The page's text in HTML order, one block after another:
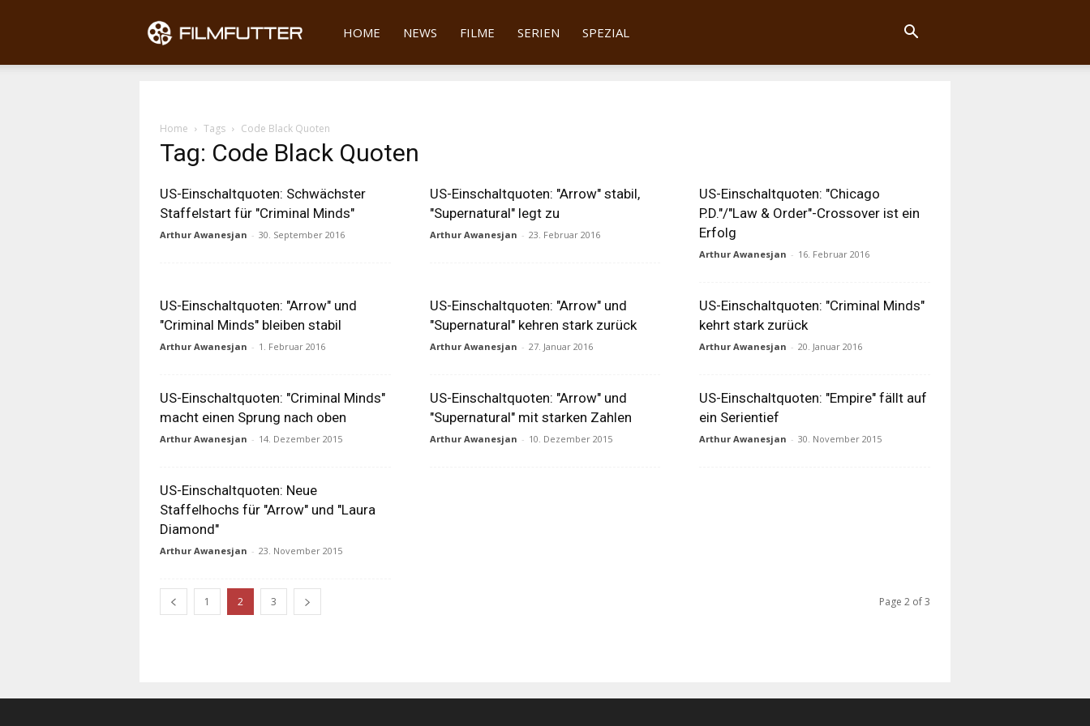
Filmfutter
HOME NEWS FILME SERIEN SPEZIAL
Home Tags Code Black Quoten
Tag: Code Black Quoten
US-Einschaltquoten: Schwächster
Staffelstart für "Criminal Minds"
Arthur Awanesjan - 30. September 2016
US-Einschaltquoten: "Arrow" stabil,
"Supernatural" legt zu
Arthur Awanesjan - 23. Februar 2016
US-Einschaltquoten: "Chicago
P.D."/"Law & Order"-Crossover ist ein
Erfolg
Arthur Awanesjan - 16. Februar 2016
US-Einschaltquoten: "Arrow" und
"Criminal Minds" bleiben stabil
Arthur Awanesjan - 1. Februar 2016
US-Einschaltquoten: "Arrow" und
"Supernatural" kehren stark zurück
Arthur Awanesjan - 27. Januar 2016
US-Einschaltquoten: "Criminal Minds"
kehrt stark zurück
Arthur Awanesjan - 20. Januar 2016
US-Einschaltquoten: "Criminal Minds"
macht einen Sprung nach oben
Arthur Awanesjan - 14. Dezember 2015
US-Einschaltquoten: "Arrow" und
"Supernatural" mit starken Zahlen
Arthur Awanesjan - 10. Dezember 2015
US-Einschaltquoten: "Empire" fällt auf
ein Serientief
Arthur Awanesjan - 30. November 2015
US-Einschaltquoten: Neue
Staffelhochs für "Arrow" und "Laura
Diamond"
Arthur Awanesjan - 23. November 2015
1 2 3 Page 2 of 3